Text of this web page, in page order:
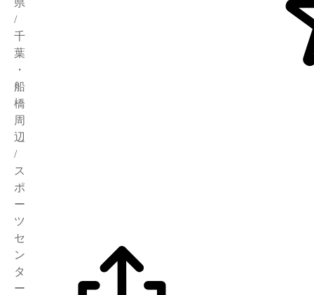
/
千
葉
・
船
橋
周
辺
/
ス
ポ
ー
ツ
セ
ン
タ
ー